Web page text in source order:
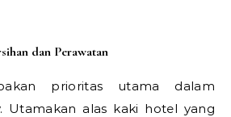
dan Perawatan
prioritas utama dalam
Utamakan alas kaki hotel yang